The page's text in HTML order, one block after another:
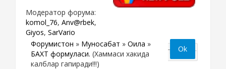
Модератор форума:
komol_76, Anv@rbek,
Giyos, SarVario
Форумистон » Муносабат » Оила »
БАХТ формуласи. (Хаммаси хакида
калблар гапиради!!!)